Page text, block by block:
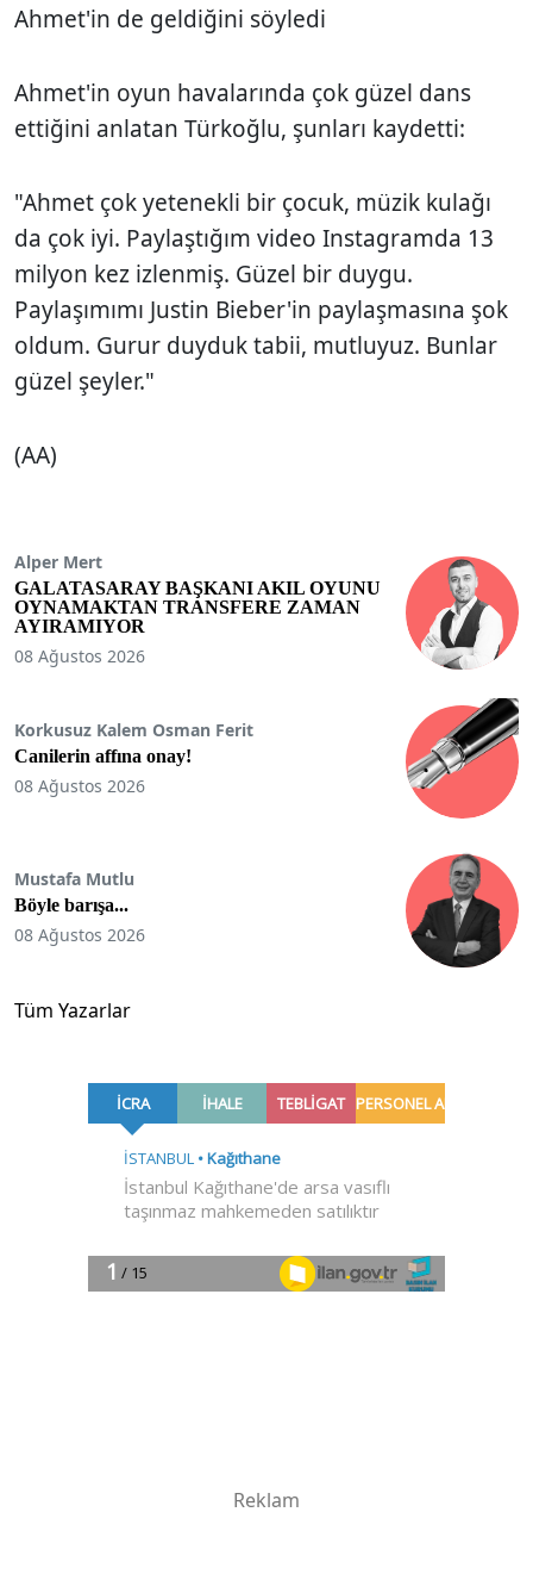
Ahmet'in de geldiğini söyledi
Ahmet'in oyun havalarında çok güzel dans
ettiğini anlatan Türkoğlu, şunları kaydetti:
"Ahmet çok yetenekli bir çocuk, müzik kulağı
da çok iyi. Paylaştığım video Instagramda 13
milyon kez izlenmiş. Güzel bir duygu.
Paylaşımımı Justin Bieber'in paylaşmasına şok
oldum. Gurur duyduk tabii, mutluyuz. Bunlar
güzel şeyler."
(AA)
Alper Mert
GALATASARAY BAŞKANI AKIL OYUNU
OYNAMAKTAN TRANSFERE ZAMAN
AYIRAMIYOR
08 Ağustos 2026
Korkusuz Kalem Osman Ferit
Canilerin affına onay!
08 Ağustos 2026
Mustafa Mutlu
Böyle barışa...
08 Ağustos 2026
Tüm Yazarlar